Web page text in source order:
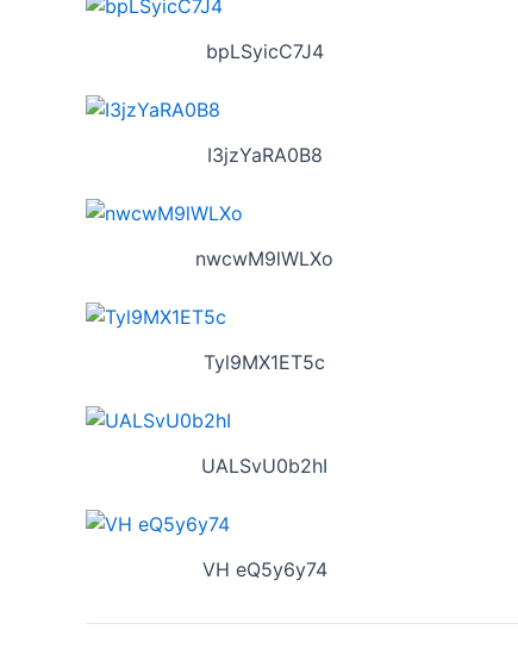
bpLSyicC7J4
I3jzYaRA0B8
nwcwM9lWLXo
Tyl9MX1ET5c
UALSvU0b2hI
VH eQ5y6y74